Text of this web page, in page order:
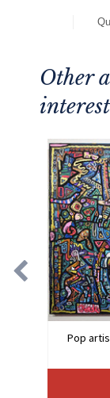
Other
Pop